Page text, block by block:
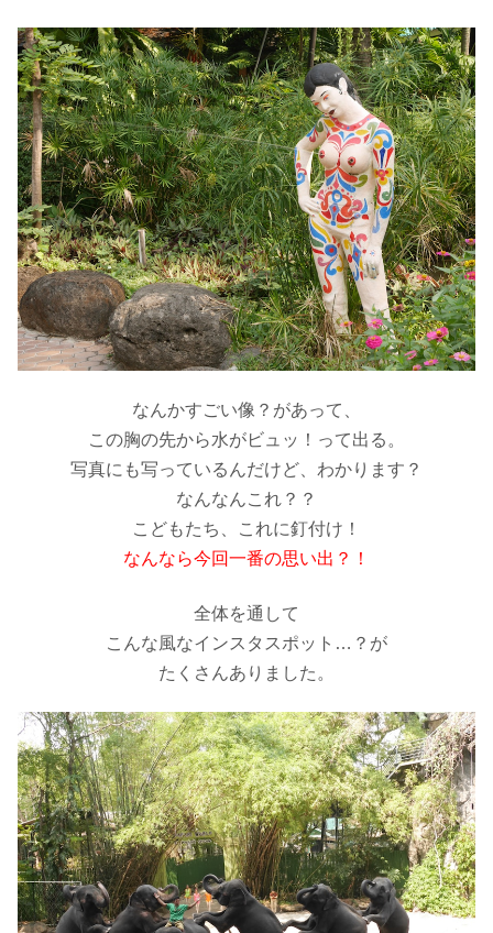
なんかすごい像？があって、
この胸の先から水がビュッ！って出る。
写真にも写っているんだけど、わかります？
なんなんこれ？？
こどもたち、これに釘付け！
なんなら今回一番の思い出？！
全体を通して
こんな風なインスタスポット…？が
たくさんありました。